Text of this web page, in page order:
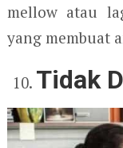
mellow atau
yang membuat
Tidak